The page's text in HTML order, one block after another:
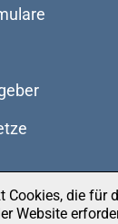
Cookies, die für
Website